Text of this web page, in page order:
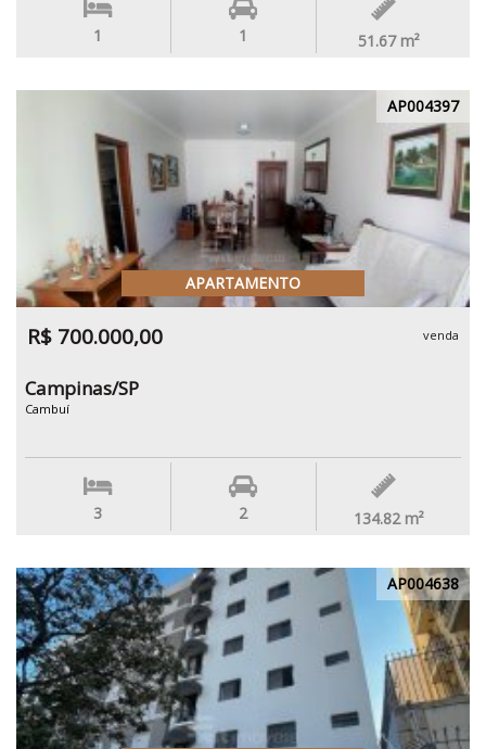
1 1 51.67 m²
AP004397
APARTAMENTO
R$ 700.000,00 venda
Campinas/SP
Cambuí
3 2 134.82 m²
AP004638